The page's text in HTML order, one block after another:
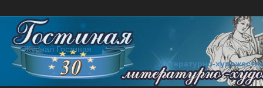
Журнал Гостиная
Литературно-